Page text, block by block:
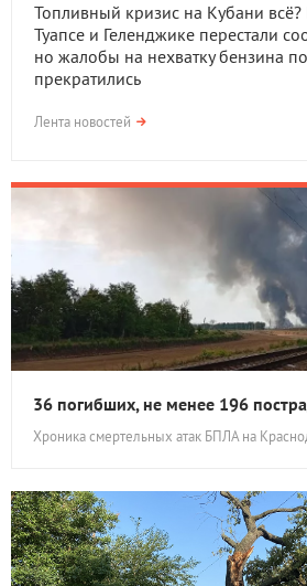
Топливный кризис на Кубани
Туапсе и Геленджике перестали
но жалобы на нехватку бензина
прекратились
Лента новостей
36 погибших, не менее 196
Хроника смертельных атак БПЛА на